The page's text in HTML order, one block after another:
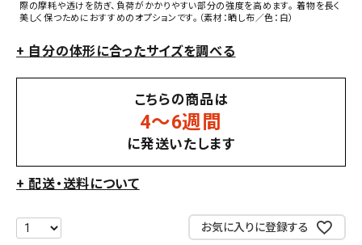
際の摩耗や透けを防ぎ、負荷がかかりやすい部分の強度を高めます。 着物を長く
美しく保つためにおすすめのオプションです。（素材：晒し布／色：白）
+ 自分の体形に合ったサイズを調べる
こちらの商品は
4〜6週間
に発送いたします
+ 配送・送料について
お気に入りに登録する